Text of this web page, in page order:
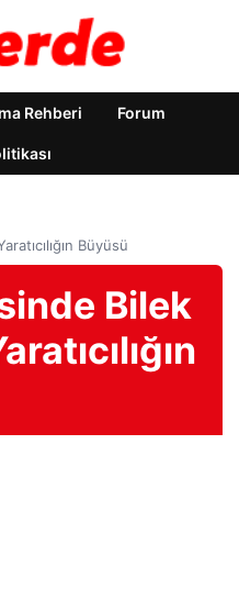
Rehberi Forum
Büyüsü
Bilek